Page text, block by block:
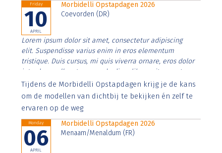
Friday
10
APRIL
Morbidelli Opstapdagen 2026
Coevorden (DR)
Lorem ipsum dolor sit amet, consectetur adipiscing
elit. Suspendisse varius enim in eros elementum
tristique. Duis cursus, mi quis viverra ornare, eros dolor
interdum nulla, ut commodo diam libero vitae erat.
Aenean faucibus nibh et justo cursus id rutrum lorem
imperdiet. Nunc ut sem vitae risus tristique posuere.
Tijdens de Morbidelli Opstapdagen krijg je de kans
om de modellen van dichtbij te bekijken én zelf te
ervaren op de weg
Monday
06
APRIL
Morbidelli Opstapdagen 2026
Menaam/Menaldum (FR)